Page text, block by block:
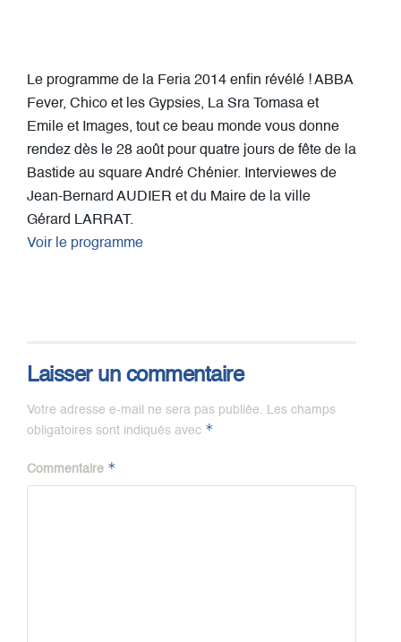
Le programme de la Feria 2014 enfin révélé ! ABBA
Fever, Chico et les Gypsies, La Sra Tomasa et
Emile et Images, tout ce beau monde vous donne
rendez dès le 28 août pour quatre jours de fête de la
Bastide au square André Chénier. Interviewes de
Jean-Bernard AUDIER et du Maire de la ville
Gérard LARRAT.
Voir le programme
Laisser un commentaire
Votre adresse e-mail ne sera pas publiée.
Les champs
obligatoires sont indiqués avec *
Commentaire *